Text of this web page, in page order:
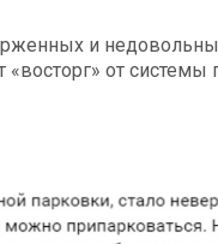
и
от системы